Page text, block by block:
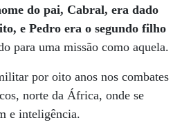
do pai, Cabral, era dado
e Pedro era o segundo filho
para uma missão como aquela.
por oito anos nos combates
norte da África, onde se
e inteligência.